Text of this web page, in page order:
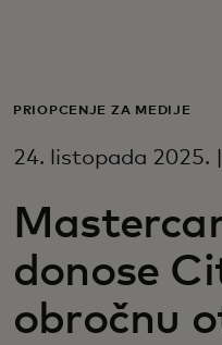
Za poslovanje
Za inovatore
Novosti i
PRIOPĆENJE ZA MEDIJE
24. listopada 2025.
donose
obročnu